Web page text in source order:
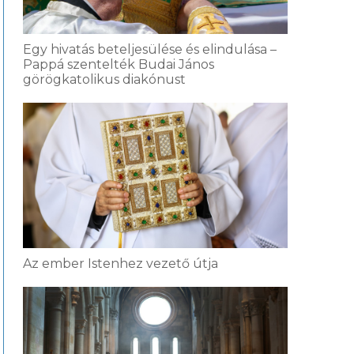
Egy hivatás beteljesülése és elindulása –
Pappá szentelték Budai János
görögkatolikus diakónust
Az ember Istenhez vezető útja